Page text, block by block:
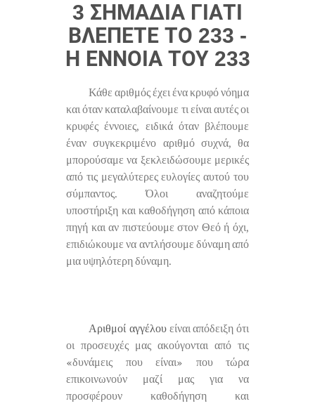
3 ΣΗΜΆΔΙΑ ΓΙΑΤΊ
ΒΛΈΠΕΤΕ ΤΟ 233 -
Η ΈΝΝΟΙΑ ΤΟΥ 233
Κάθε αριθμός έχει ένα κρυφό νόημα
και όταν καταλαβαίνουμε τι είναι αυτές οι
κρυφές έννοιες, ειδικά όταν βλέπουμε
έναν συγκεκριμένο αριθμό συχνά, θα
μπορούσαμε να ξεκλειδώσουμε μερικές
από τις μεγαλύτερες ευλογίες αυτού του
σύμπαντος. Όλοι αναζητούμε
υποστήριξη και καθοδήγηση από κάποια
πηγή και αν πιστεύουμε στον Θεό ή όχι,
επιδιώκουμε να αντλήσουμε δύναμη από
μια υψηλότερη δύναμη.
Αριθμοί αγγέλουείναι απόδειξη ότι
οι προσευχές μας ακούγονται από τις
«δυνάμεις που είναι» που τώρα
επικοινωνούν μαζί μας για να
προσφέρουν καθοδήγηση και